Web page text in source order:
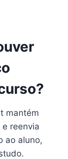
mantém
reenvia
ao aluno,